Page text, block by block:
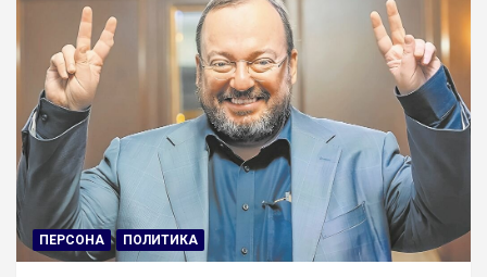
ПЕРСОНА ПОЛИТИКА